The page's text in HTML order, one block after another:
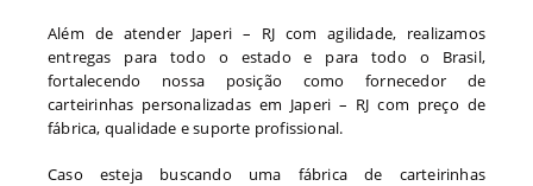
Além de atender Japeri – RJ com agilidade, realizamos
entregas para todo o estado e para todo o Brasil,
fortalecendo nossa posição como fornecedor de
carteirinhas personalizadas em Japeri – RJ com preço de
fábrica, qualidade e suporte profissional.
Caso esteja buscando uma fábrica de carteirinhas